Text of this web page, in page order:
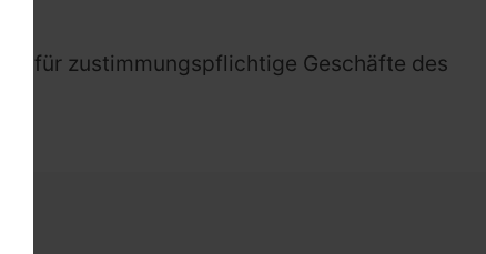
für zustimmungspflichtige Geschäfte des